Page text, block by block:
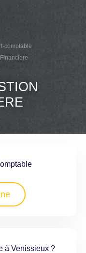
comptable
à Venissieux ?